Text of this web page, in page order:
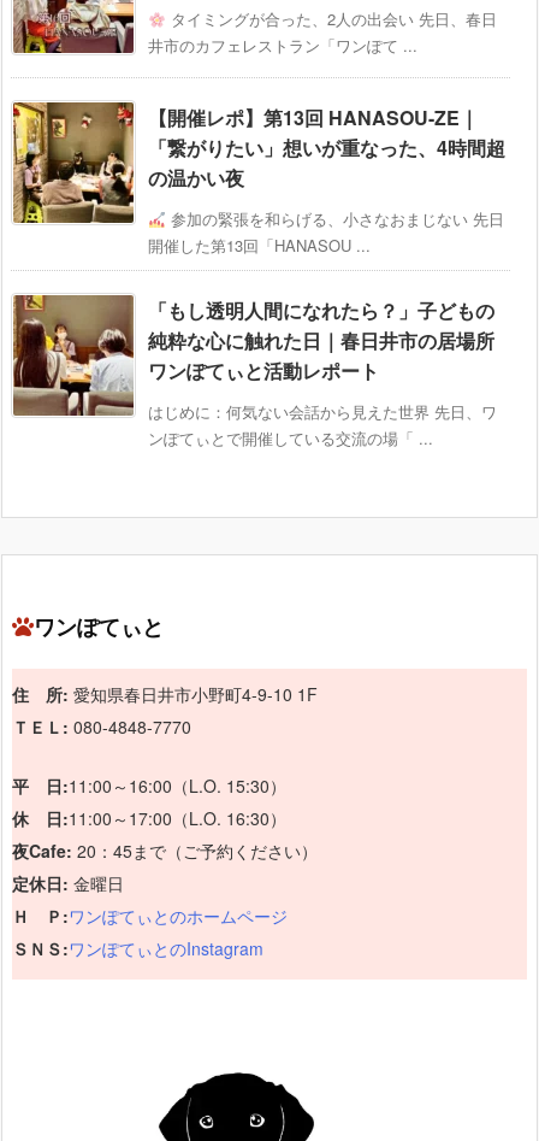
タイミングが合った、2人の出会い 先日、春日
井市のカフェレストラン「ワンぽて ...
【開催レポ】第13回 HANASOU-ZE｜
「繋がりたい」想いが重なった、4時間超
の温かい夜
参加の緊張を和らげる、小さなおまじない 先日
開催した第13回「HANASOU ...
「もし透明人間になれたら？」子どもの
純粋な心に触れた日｜春日井市の居場所
ワンぽてぃと活動レポート
はじめに：何気ない会話から見えた世界 先日、ワ
ンぽてぃとで開催している交流の場「 ...
ワンぽてぃと
住 所: 愛知県春日井市小野町4-9-10 1F
ＴＥＬ: 080-4848-7770
平 日:11:00～16:00（L.O. 15:30）
休 日:11:00～17:00（L.O. 16:30）
夜Cafe: 20：45まで（ご予約ください）
定休日: 金曜日
Ｈ Ｐ:ワンぽてぃとのホームページ
ＳＮＳ:ワンぽてぃとのInstagram